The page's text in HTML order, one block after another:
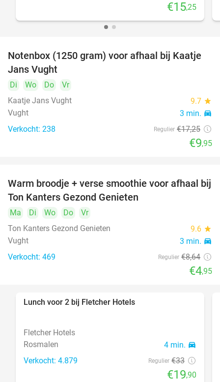
€15,25
42%
Notenbox (1250 gram) voor afhaal bij Kaatje
Jans Vught
Di Wo Do
Vr
Kaatje Jans Vught
9.7 star
Vught 3 min. directions_car
Verkocht: 238 Regulier €17,25
€9,95
43%
Warm broodje + verse smoothie voor afhaal bij
Ton Kanters Gezond Genieten
Ma Di Wo Do
Vr
Ton Kanters Gezond Genieten
9.6 star
Vught 3 min. directions_car
Verkocht: 469 Regulier €8,64
€4,95
Lunch voor 2 bij Fletcher Hotels
Fletcher Hotels
Rosmalen
4 min. directions_car
Verkocht: 4.879 Regulier €33
€19,90